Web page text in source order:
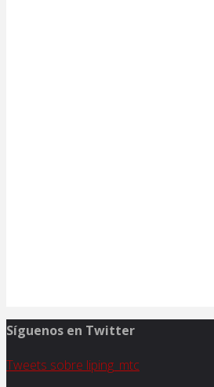
Síguenos en Twitter
Tweets sobre liping_mtc